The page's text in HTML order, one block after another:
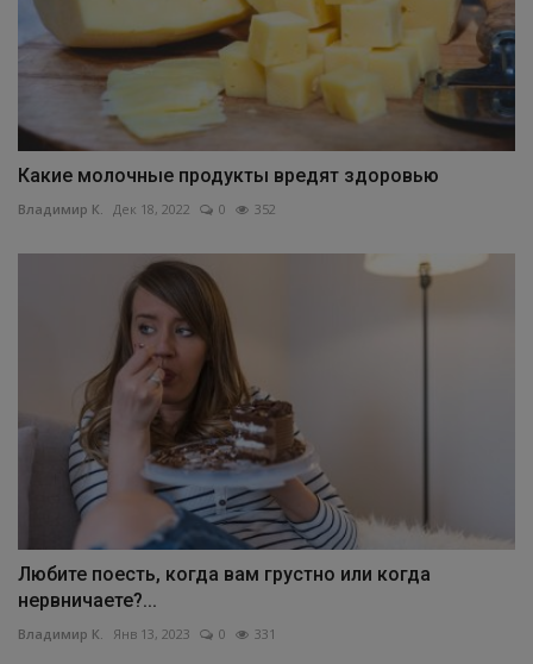
Какие молочные продукты вредят здоровью
Владимир К. Дек 18, 2022 0 352
Любите поесть, когда вам грустно или когда
нервничаете?...
Владимир К. Янв 13, 2023 0 331